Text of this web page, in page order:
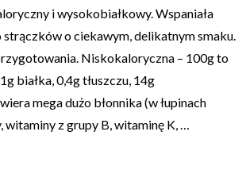
i wysokobiałkowy. Wspaniała
strączków o ciekawym, delikatnym smaku.
Niskokaloryczna – 100g to
białka, 0,4g tłuszczu, 14g
mega dużo błonnika (w łupinach
witaminy z grupy B, witaminę K, …